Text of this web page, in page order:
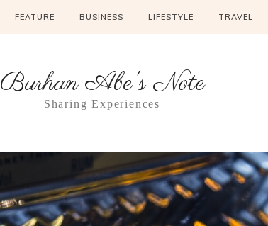
FEATURE BUSINESS LIFESTYLE TRAVEL
Burhan Abe's Note
Sharing Experiences